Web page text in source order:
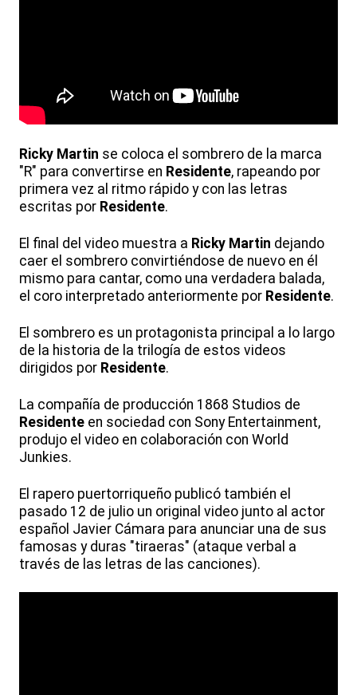
Ricky Martin se coloca el sombrero de la marca
"R" para convertirse en Residente, rapeando por
primera vez al ritmo rápido y con las letras
escritas por Residente.
El final del video muestra a Ricky Martin dejando
caer el sombrero convirtiéndose de nuevo en él
mismo para cantar, como una verdadera balada,
el coro interpretado anteriormente por Residente.
El sombrero es un protagonista principal a lo largo
de la historia de la trilogía de estos videos
dirigidos por Residente.
La compañía de producción 1868 Studios de
Residente en sociedad con Sony Entertainment,
produjo el video en colaboración con World
Junkies.
El rapero puertorriqueño publicó también el
pasado 12 de julio un original video junto al actor
español Javier Cámara para anunciar una de sus
famosas y duras "tiraeras" (ataque verbal a
través de las letras de las canciones).